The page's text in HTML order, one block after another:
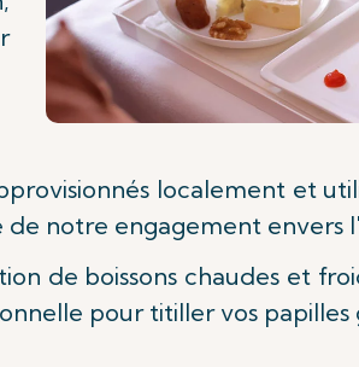
localement et
notre engagement envers
de boissons chaudes et
pour titiller vos papilles